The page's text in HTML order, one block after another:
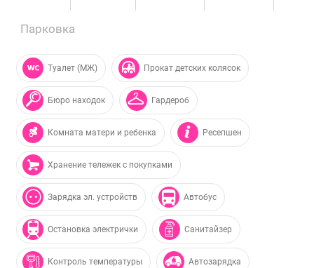
Парковка
Туалет (МЖ) Прокат детских колясок
Бюро находок Гардероб
Комната матери и ребенка Ресепшен
Хранение тележек с покупками
Зарядка эл. устройств Автобус
Остановка электрички Санитайзер
Контроль температуры Автозарядка